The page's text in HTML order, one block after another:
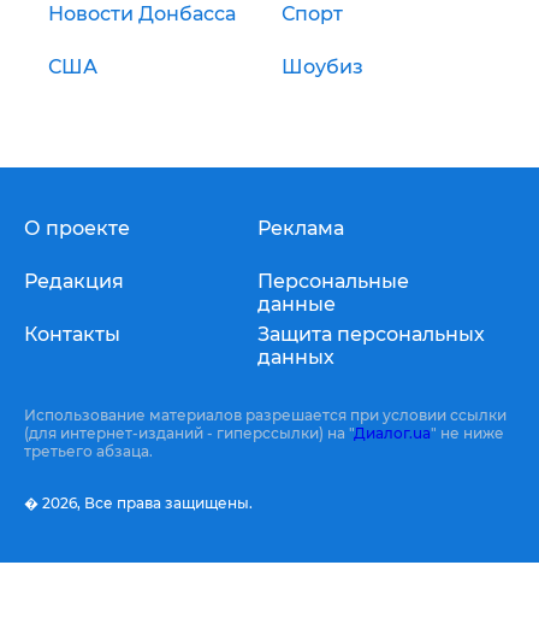
Новости Донбасса Спорт
США Шоубиз
О проекте
Редакция
Контакты
Реклама
Персональные
данные
Защита персональных
данных
Использование материалов разрешается при условии ссылки
(для интернет-изданий - гиперссылки) на "Диалог.ua" не ниже
третьего абзаца.
� 2026, Все права защищены.